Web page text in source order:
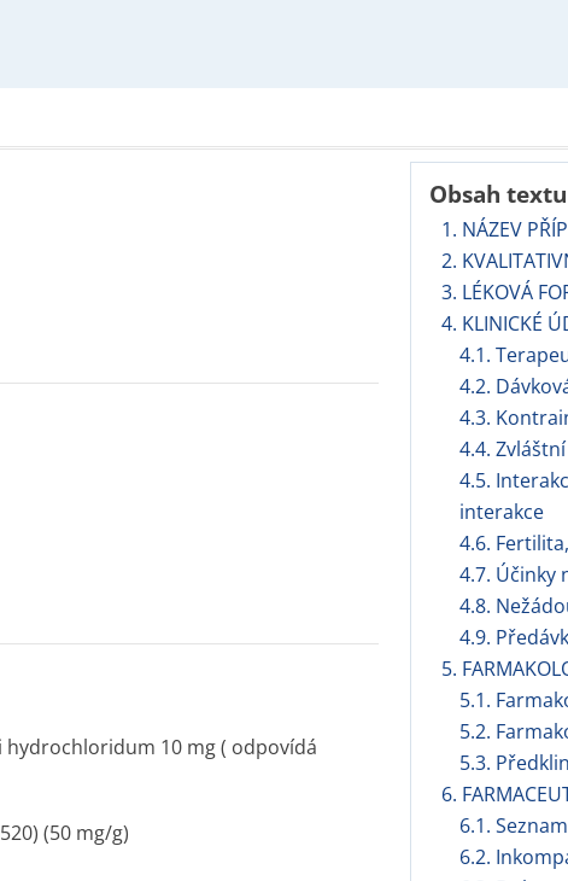
Obsah textu
1. NÁZEV
2.
3. LÉKOVÁ
4. KLINICKÉ
4.1.
4.2.
4.3.
4.4.
4.5.
interakce
4.6.
4.7.
4.8.
4.9.
5.
5.1.
5.2.
5.3.
6.
6.1.
6.2.
10 mg ( odpovídá
(50 mg/g)